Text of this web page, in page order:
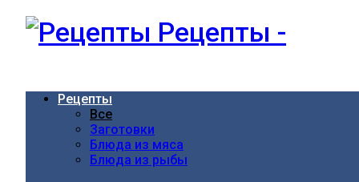
Рецепты -
Рецепты
Все
Заготовки
Блюда из мяса
Блюда из рыбы